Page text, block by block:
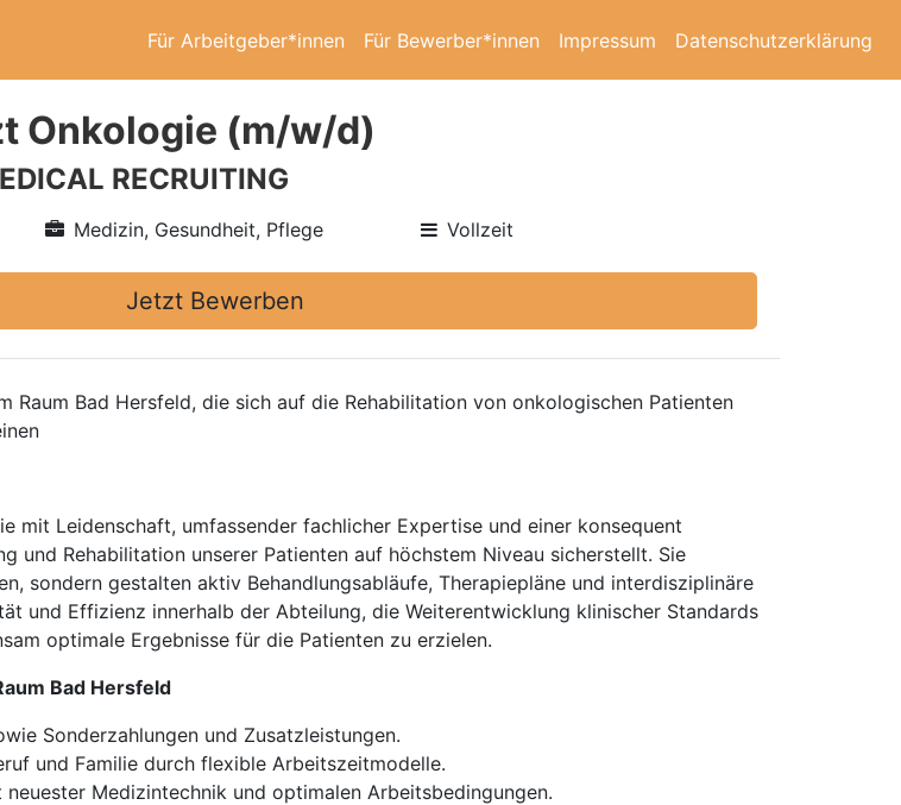
Für Arbeitgeber*innen Für Bewerber*innen Impressum Datenschutzerklärung
Onkologie (m/w/d)
RECRUITING
Medizin, Gesundheit, Pflege Vollzeit
Jetzt Bewerben
Raum Bad Hersfeld, die sich auf die Rehabilitation von onkologischen Patienten
mit Leidenschaft, umfassender fachlicher Expertise und einer konsequent
und Rehabilitation unserer Patienten auf höchstem Niveau sicherstellt. Sie
sondern gestalten aktiv Behandlungsabläufe, Therapiepläne und interdisziplinäre
und Effizienz innerhalb der Abteilung, die Weiterentwicklung klinischer Standards
optimale Ergebnisse für die Patienten zu erzielen.
Bad Hersfeld
Sonderzahlungen und Zusatzleistungen.
und Familie durch flexible Arbeitszeitmodelle.
Medizintechnik und optimalen Arbeitsbedingungen.